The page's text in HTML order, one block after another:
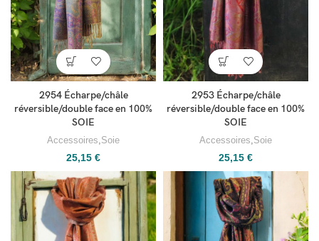
2954 Écharpe/châle
réversible/double face en 100%
SOIE
Accessoires Soie
25,15 €
2953 Écharpe/châle
réversible/double face en 100%
SOIE
Accessoires Soie
25,15 €